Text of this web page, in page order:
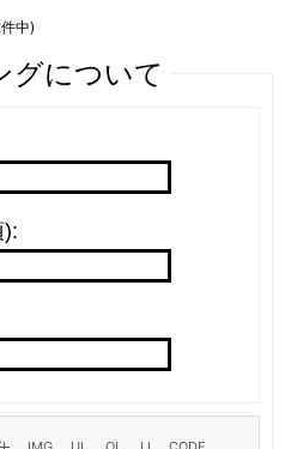
中)
グについて
):